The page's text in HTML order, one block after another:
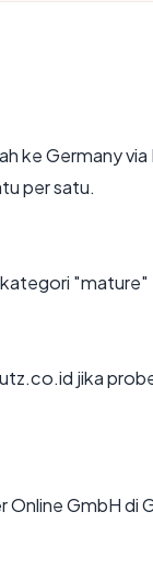
ke Germany
per satu.
jika
GmbH di